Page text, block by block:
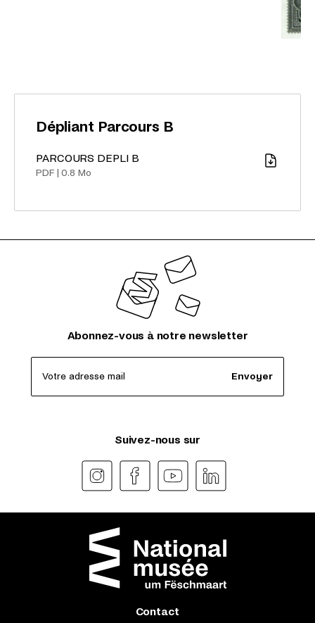
Dépliant Parcours B
Télécharger
PARCOURS DEPLI B
PDF 0.8 Mo
Abonnez-vous à notre newsletter
Votre adresse mail Envoyer
Suivez-nous sur
Contact